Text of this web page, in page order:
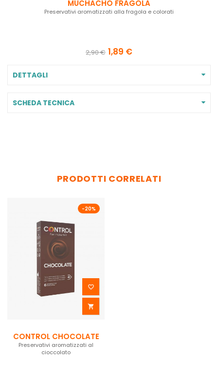
MUCHACHO FRAGOLA
Preservativi aromatizzati alla fragola e colorati
2,90 € 1,89 €
DETTAGLI
SCHEDA TECNICA
PRODOTTI CORRELATI
-20%


CONTROL CHOCOLATE
Preservativi aromatizzati al
cioccolato